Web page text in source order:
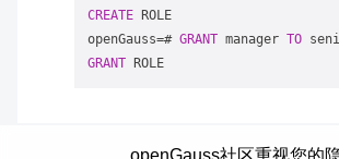
CREATE ROLE
openGauss=# GRANT manager TO
GRANT
openGauss社区重视您的